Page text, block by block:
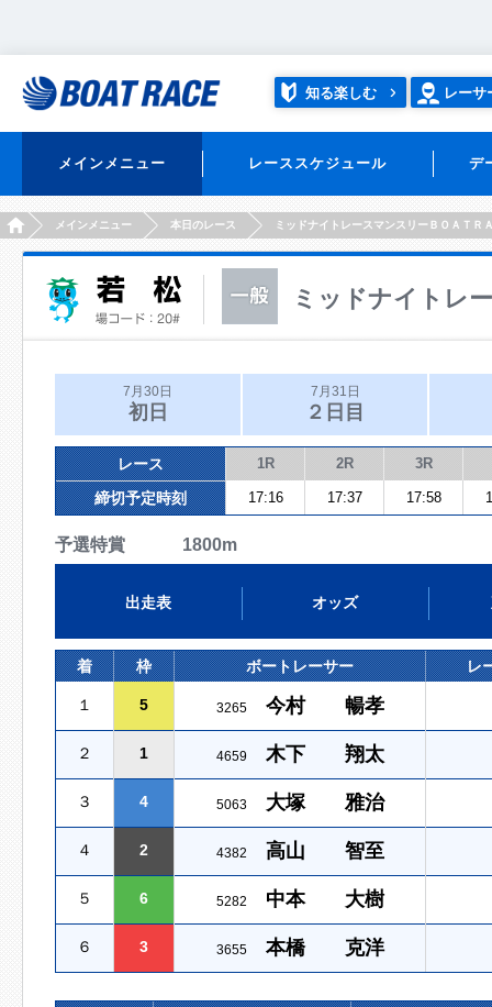
知る楽しむ レーサ
メインメニュー レーススケジュール デ
HOMEメインメニュー 本日のレース ミッドナイトレースマンスリーＢＯＡＴＲ
ミッドナイトレ
7月30日
初日
7月31日
２日目
レース 1R 2R 3R
締切予定時刻 17:16 17:37 17:58
予選特賞 1800m
出走表 オッズ
着 枠 ボートレーサー レ
１ 5 3265 今村 暢孝
２ 1 4659 木下 翔太
３ 4 5063 大塚 雅治
４ 2 4382 高山 智至
５ 6 5282 中本 大樹
６ 3 3655 本橋 克洋